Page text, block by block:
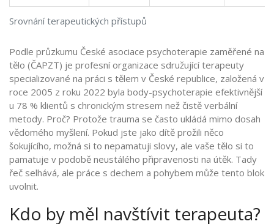
Srovnání terapeutických přístupů
Podle průzkumu České asociace psychoterapie zaměřené na
tělo (ČAPZT) je profesní organizace sdružující terapeuty
specializované na práci s tělem v České republice, založená v
roce 2005 z roku 2022 byla body-psychoterapie efektivnější
u 78 % klientů s chronickým stresem než čistě verbální
metody. Proč? Protože trauma se často ukládá mimo dosah
vědomého myšlení. Pokud jste jako dítě prožili něco
šokujícího, možná si to nepamatuji slovy, ale vaše tělo si to
pamatuje v podobě neustálého připravenosti na útěk. Tady
řeč selhává, ale práce s dechem a pohybem může tento blok
uvolnit.
Kdo by měl navštívit terapeuta?